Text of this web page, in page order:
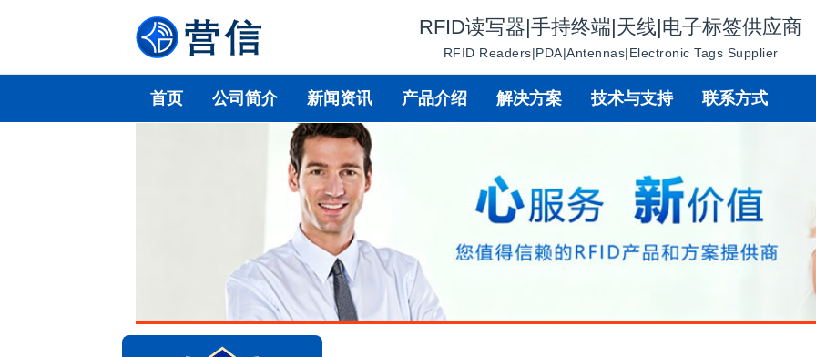
RFID读写器|手持终端|天线|电子标签供应商
RFID Readers|PDA|Antennas|Electronic Tags Supplier
首页 公司简介 新闻资讯 产品介绍 解决方案 技术与支持 联系方式